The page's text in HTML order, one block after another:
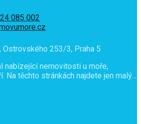
085 002
Ostrovského 253/3, Praha 5
nabízející nemovitosti u moře,
Na těchto stránkách najdete jen malý…